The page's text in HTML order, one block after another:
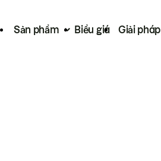
Sản phẩm Biểu giá Giải pháp